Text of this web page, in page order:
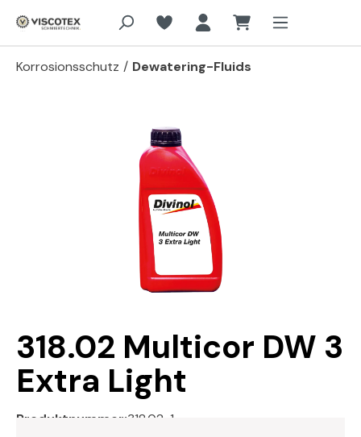
Zum Hauptinhalt springen
Korrosionsschutz / Dewatering-Fluids
Bildergalerie überspringen
318.02 Multicor DW 3
Extra Light
Produktnummer:318.02-1